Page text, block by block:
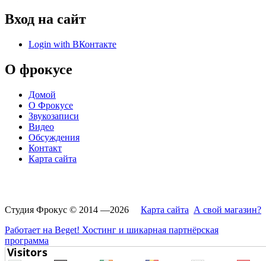
Вход на сайт
Login with ВКонтакте
О фрокусе
Домой
О Фрокусе
Звукозаписи
Видео
Обсуждения
Контакт
Карта сайта
Студия Фрокус © 2014 —2026 Карта сайта А свой магазин?
Работает на Beget! Хостинг и шикарная партнёрская
программа